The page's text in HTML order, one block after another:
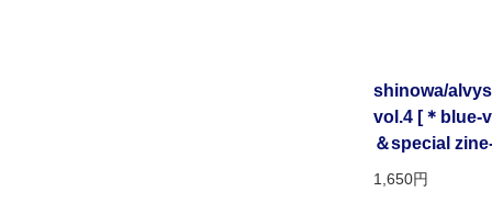
shinowa/
vol.4 [＊blue-
＆special
1,650円